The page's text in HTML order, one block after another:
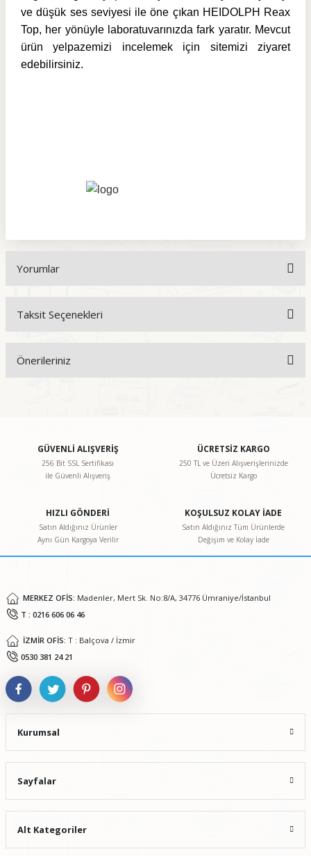
ve düşük ses seviyesi ile öne çıkan HEIDOLPH Reax
Top, her yönüyle laboratuvarınızda fark yaratır. Mevcut
ürün yelpazemizi incelemek için sitemizi ziyaret
edebilirsiniz.
Yorumlar
Taksit Seçenekleri
Önerileriniz
Görüş ve önerileriniz için teşekkür ederiz.
Ürün resmi kalitesiz, bozuk veya görüntülenemiyor.
Ürün bilgilerinde hatalar bulunuyor.
Ürün fiyatı diğer sitelerden daha pahalı.
GÜVENLİ ALIŞVERİŞ
256 Bit SSL Sertifikası
ile Güvenli Alışveriş
ÜCRETSİZ KARGO
250 TL ve Üzeri Alışverişlerinizde
Ücretsiz Kargo
HIZLI GÖNDERİ
Satın Aldığınız Ürünler
Aynı Gün Kargoya Verilir
KOŞULSUZ KOLAY İADE
Satın Aldığınız Tüm Ürünlerde
Değişim ve Kolay İade
MERKEZ OFİS: Madenler, Mert Sk. No:8/A, 34776 Ümraniye/İstanbul
T : 0216 606 06 46
İZMİR OFİS: T : Balçova / İzmir
0530 381 24 21
Kurumsal
Sayfalar
Alt Kategoriler